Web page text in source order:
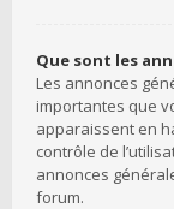
Que sont les
Les annonces
importantes que
apparaissent en
contrôle de
annonces
forum.